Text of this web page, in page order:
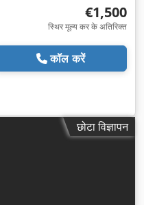
€1,500
स्थिर मूल्य कर के अतिरिक्त
कॉल करें
छोटा विज्ञापन